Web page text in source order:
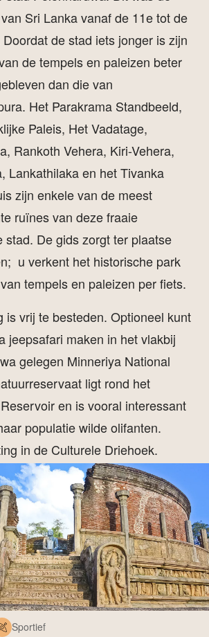
Sri Lanka vanaf de 11e tot de
de stad iets jonger is zijn
de tempels en paleizen beter
dan die van
Het Parakrama Standbeeld,
Paleis, Het Vadatage,
Rankoth Vehera, Kiri-Vehera,
Lankathilaka en het Tivanka
zijn enkele van de meest
ruïnes van deze fraaie
stad. De gids zorgt ter plaatse
u verkent het historische park
tempels en paleizen per fiets.
is vrij te besteden. Optioneel kunt
jeepsafari maken in het vlakbij
gelegen Minneriya National
ligt rond het
en is vooral interessant
populatie wilde olifanten.
in de Culturele Driehoek.
Sportief